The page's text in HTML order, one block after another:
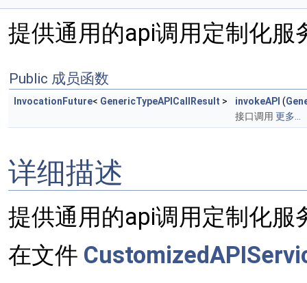
提供通用的api调用定制化服
Public 成员函数
InvocationFuture< GenericTypeAPICallResult > invokeAPI (
接口调用 更多...
详细描述
提供通用的api调用定制化服
在文件